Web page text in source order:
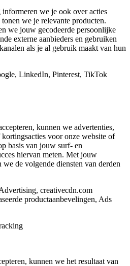
we je ook over acties
we je relevante producten.
we jouw gecodeerde persoonlijke
externe aanbieders en gebruiken
als je al gebruik maakt van hun
LinkedIn, Pinterest, TikTok
kunnen we advertenties,
voor onze website of
basis van jouw surf- en
hiervan meten. Met jouw
we de volgende diensten van derden
creativecdn.com
productaanbevelingen, Ads
kunnen we het resultaat van